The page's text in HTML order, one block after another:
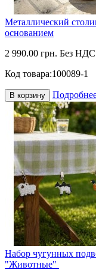
Металлический
основанием
2 990.00 грн. Без
Код товара:100089-1
В корзину
Набор чугунных
"Животные"